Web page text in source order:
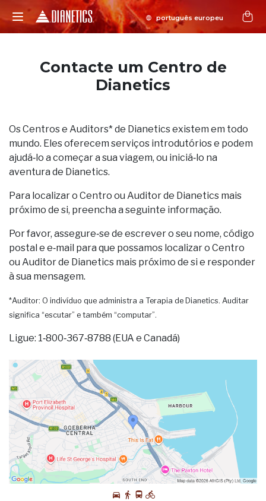
Contacte um Centro de
Dianetics
Os Centros e Auditors* de Dianetics existem em todo
mundo. Eles oferecem serviços introdutórios e podem
ajudá‑lo a começar a sua viagem, ou iniciá‑lo na
aventura de Dianetics.
Para localizar o Centro ou Auditor de Dianetics mais
próximo de si, preencha a seguinte informação.
Por favor, assegure‑se de escrever o seu nome, código
postal e e‑mail para que possamos localizar o Centro
ou Auditor de Dianetics mais próximo de si e responder
à sua mensagem.
*Auditor: O indivíduo que administra a Terapia de Dianetics. Auditar
significa “escutar” e também “computar”.
Ligue: 1‑800‑367‑8788 (EUA e Canadá)